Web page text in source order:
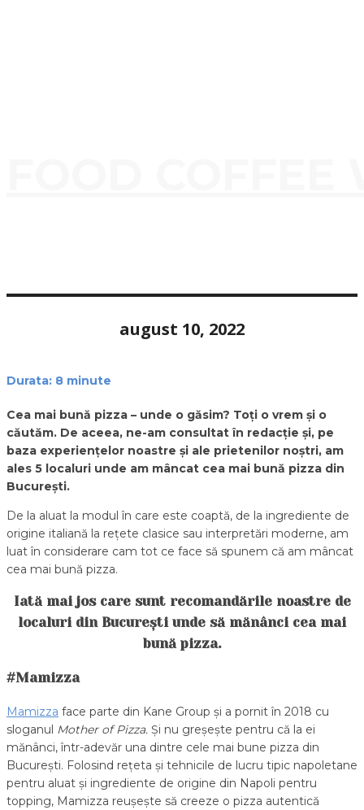
august 10, 2022
Durata: 8 minute
Cea mai bună pizza – unde o găsim? Toți o vrem și o
căutăm. De aceea, ne-am consultat în redacție și, pe
baza experiențelor noastre și ale prietenilor noștri, am
ales 5 localuri unde am mâncat cea mai bună pizza din
București.
De la aluat la modul în care este coaptă, de la ingrediente de
origine italiană la rețete clasice sau interpretări moderne, am
luat în considerare cam tot ce face să spunem că am mâncat
cea mai bună pizza.
Iată mai jos care sunt recomandările noastre de
localuri din București unde să mănânci cea mai
bună pizza.
#Mamizza
Mamizza face parte din Kane Group și a pornit în 2018 cu
sloganul Mother of Pizza. Și nu greșește pentru că la ei
mănânci, într-adevăr una dintre cele mai bune pizza din
București. Folosind rețeta și tehnicile de lucru tipic napoletane
pentru aluat și ingrediente de origine din Napoli pentru
topping, Mamizza reușește să creeze o pizza autentică